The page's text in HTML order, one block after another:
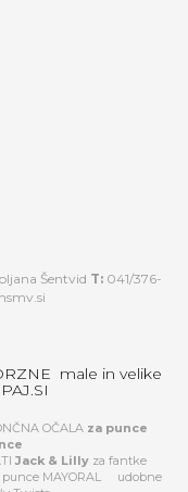
Šentvid T:041/376-
male in velike
OČALA za punce
Jack & Lillyza fantke
punce MAYORAL
udobne